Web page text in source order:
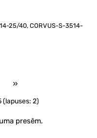
25/40, CORVUS-S-3514-
(lapuses: 2)
presēm.